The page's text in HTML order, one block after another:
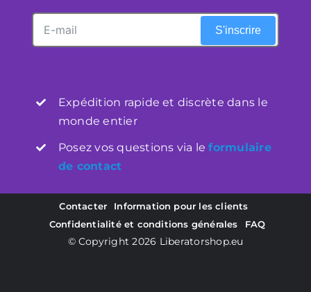
Mijn Account
S'inscrire
Expédition rapide et discrète dans le
monde entier
Posez vos questions via leformulaire
de contact
Contacter
Information pour les clients
Confidentialité et conditions générales
FAQ
© Copyright 2026 Liberatorshop.eu